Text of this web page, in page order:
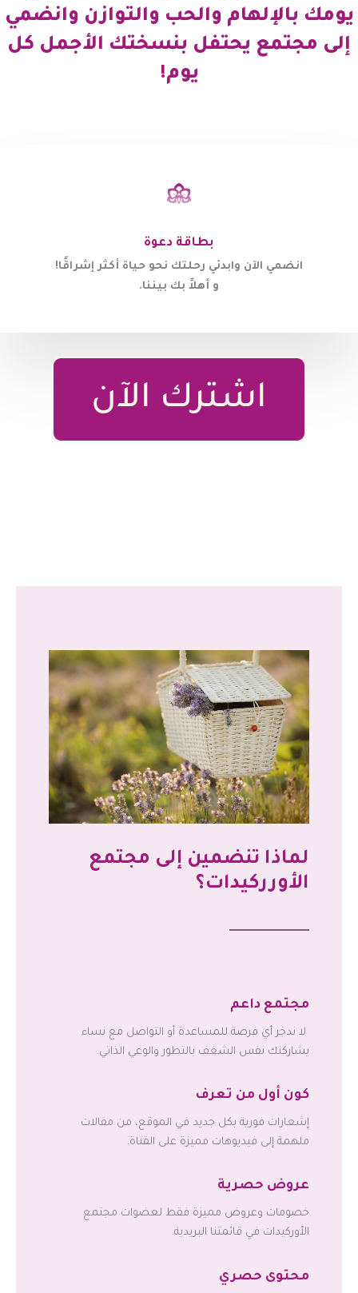
يومك بالإلهام والحب والتوازن وانضمي
إلى مجتمع يحتفل بنسختك الأجمل كل
يوم!
بطاقة دعوة
انضمي الآن وابدئي رحلتك نحو حياة أكثر إشراقًا!
و أهلاً بك بيننا.
اشترك الآن
لماذا تنضمين إلى مجتمع
الأورركيدات؟
مجتمع داعم
لا ندخر أي فرصة للمساعدة أو التواصل مع نساء
يشاركنك نفس الشغف بالتطور والوعي الذاتي.
كون أول من تعرف
إشعارات فورية بكل جديد في الموقع، من مقالات
ملهمة إلى فيديوهات مميزة على القناة.
عروض حصرية
خصومات وعروض مميزة فقط لعضوات مجتمع
الأوركيدات في قائمتنا البريدية.
محتوى حصري